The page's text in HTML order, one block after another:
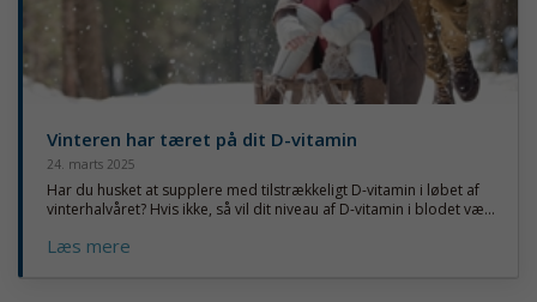
Vinteren har tæret på dit D-vitamin
24. marts 2025
Har du husket at supplere med tilstrækkeligt D-vitamin i løbet af
vinterhalvåret? Hvis ikke, så vil dit niveau af D-vitamin i blodet væ...
Læs mere